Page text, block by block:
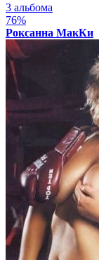
3 альбома
76%
Роксанна МакКи